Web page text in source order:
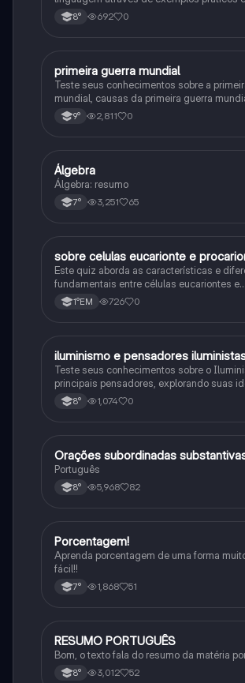
8° 692 0
História
primeira guerra mundial
Teste seus conhecimentos sobre a
mundial, causas da primeira guerra
consequências da Primeira Guerra
primeira guerra mundial
9° 2,811 0
Matematica
Álgebra
Álgebra: resumo
7° 3,251 65
Biologia
sobre celulas eucarionte e
Este quiz aborda as características e
fundamentais entre células eucariontes e
procariontes.
1°EM 726 0
História
iluminismo e pensadores
Teste seus conhecimentos sobre o
principais pensadores, explorando suas
impacto histórico.
8° 1,074 0
Português
Orações subordinadas
Português
8° 5,968 82
Matematica
Porcentagem!
Aprenda porcentagem de uma forma
fácil!!
7° 1,868 51
Português
RESUMO PORTUGUÊS
Bom, o texto fala do resumo da matéria
8° 3,012 52